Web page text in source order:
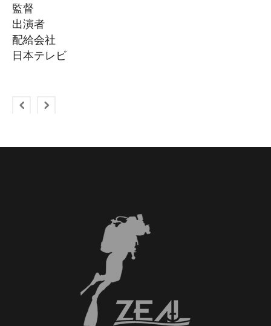
監督
出演者
配給会社
日本テレビ